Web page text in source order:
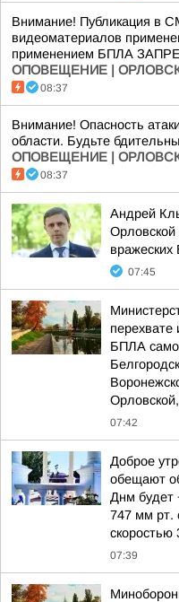
Внимание! Публикация в
видеоматериалов
применением БПЛА
ОПОВЕЩЕНИЕ |
08:37
Внимание! Опасность
области. Будьте
ОПОВЕЩЕНИЕ |
08:37
Андрей
07:45
перехвате
БПЛА
07:42
Доброе
обещают
Днм будет
747 мм рт.
скоростью
07:39